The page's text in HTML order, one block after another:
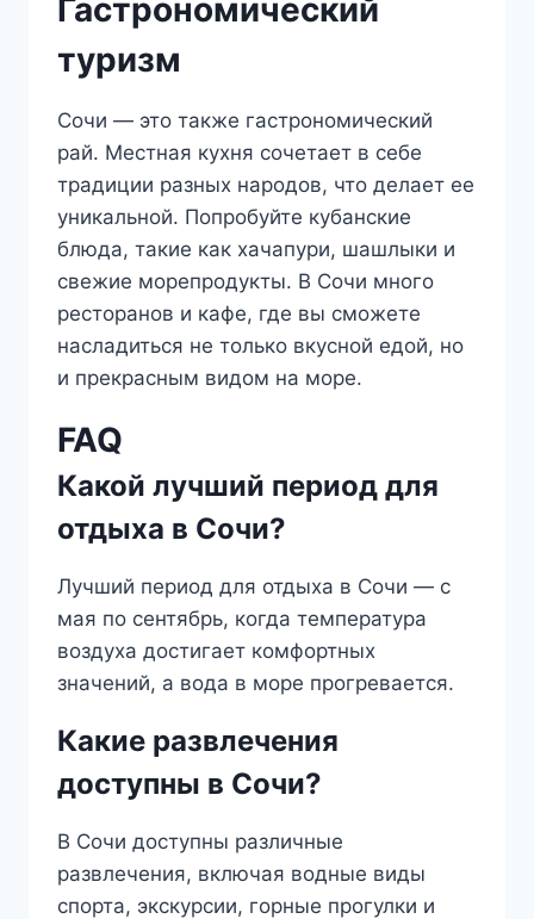
Гастрономический
туризм
Сочи — это также гастрономический
рай. Местная кухня сочетает в себе
традиции разных народов, что делает ее
уникальной. Попробуйте кубанские
блюда, такие как хачапури, шашлыки и
свежие морепродукты. В Сочи много
ресторанов и кафе, где вы сможете
насладиться не только вкусной едой, но
и прекрасным видом на море.
FAQ
Какой лучший период для
отдыха в Сочи?
Лучший период для отдыха в Сочи — с
мая по сентябрь, когда температура
воздуха достигает комфортных
значений, а вода в море прогревается.
Какие развлечения
доступны в Сочи?
В Сочи доступны различные
развлечения, включая водные виды
спорта, экскурсии, горные прогулки и